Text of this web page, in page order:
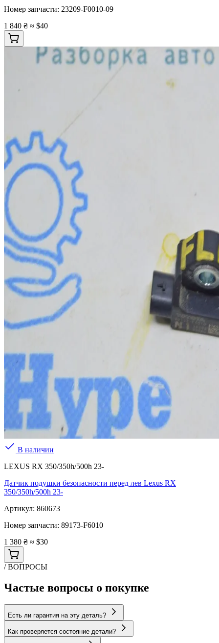
Номер запчасти: 23209-F0010-09
1 840 ₴ ≈ $40
В наличии
LEXUS RX 350/350h/500h 23-
Датчик подушки безопасности перед лев Lexus RX
350/350h/500h 23-
Артикул: 860673
Номер запчасти: 89173-F6010
1 380 ₴ ≈ $30
/ ВОПРОСЫ
Частые вопросы о покупке
Есть ли гарантия на эту деталь?
Как проверяется состояние детали?